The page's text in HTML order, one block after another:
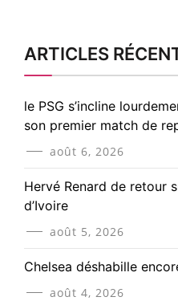
ARTICLES
le PSG s’incline
son premier match de
août 6, 2026
Hervé Renard de retour
d’Ivoire
août 5, 2026
Chelsea déshabille
août 4, 2026